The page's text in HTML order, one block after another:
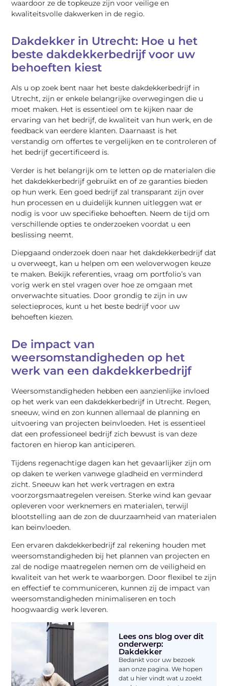
waardoor ze de topkeuze zijn voor veilige en
kwaliteitsvolle dakwerken in de regio.
Dakdekker in Utrecht: Hoe u het
beste dakdekkerbedrijf voor uw
behoeften kiest
Als u op zoek bent naar het beste dakdekkerbedrijf in
Utrecht, zijn er enkele belangrijke overwegingen die u
moet maken. Het is essentieel om te kijken naar de
ervaring van het bedrijf, de kwaliteit van hun werk, en de
feedback van eerdere klanten. Daarnaast is het
verstandig om offertes te vergelijken en te controleren of
het bedrijf gecertificeerd is.
Verder is het belangrijk om te letten op de materialen die
het dakdekkerbedrijf gebruikt en of ze garanties bieden
op hun werk. Een goed bedrijf zal transparant zijn over
hun processen en u duidelijk kunnen uitleggen wat er
nodig is voor uw specifieke behoeften. Neem de tijd om
verschillende opties te onderzoeken voordat u een
beslissing neemt.
Diepgaand onderzoek doen naar het dakdekkerbedrijf dat
u overweegt, kan u helpen om een weloverwogen keuze
te maken. Bekijk referenties, vraag om portfolio’s van
vorig werk en stel vragen over hoe ze omgaan met
onverwachte situaties. Door grondig te zijn in uw
selectieproces, kunt u het beste bedrijf voor uw
behoeften kiezen.
De impact van
weersomstandigheden op het
werk van een dakdekkerbedrijf
Weersomstandigheden hebben een aanzienlijke invloed
op het werk van een dakdekkerbedrijf in Utrecht. Regen,
sneeuw, wind en zon kunnen allemaal de planning en
uitvoering van projecten beïnvloeden. Het is essentieel
dat een professioneel bedrijf zich bewust is van deze
factoren en hierop kan anticiperen.
Tijdens regenachtige dagen kan het gevaarlijker zijn om
op daken te werken vanwege gladheid en verminderd
zicht. Sneeuw kan het werk vertragen en extra
voorzorgsmaatregelen vereisen. Sterke wind kan gevaar
opleveren voor werknemers en materialen, terwijl
blootstelling aan de zon de duurzaamheid van materialen
kan beïnvloeden.
Een ervaren dakdekkerbedrijf zal rekening houden met
weersomstandigheden bij het plannen van projecten en
zal de nodige maatregelen nemen om de veiligheid en
kwaliteit van het werk te waarborgen. Door flexibel te zijn
en effectief te communiceren, kunnen zij de impact van
weersomstandigheden minimaliseren en toch
hoogwaardig werk leveren.
Lees ons blog over dit
onderwerp:
Dakdekker
Bedankt voor uw bezoek
aan onze pagina. We hopen
dat u hier vindt wat u zoekt